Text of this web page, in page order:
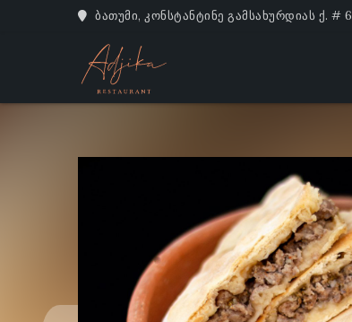
ბათუმი, კონსტანტინე გამსახურდიას ქ. # 6